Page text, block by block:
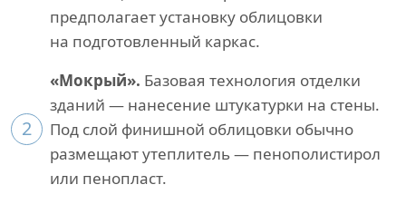
предполагает установку облицовки
на подготовленный каркас.
2
«Мокрый». Базовая технология отделки
зданий — нанесение штукатурки на стены.
Под слой финишной облицовки обычно
размещают утеплитель — пенополистирол
или пенопласт.